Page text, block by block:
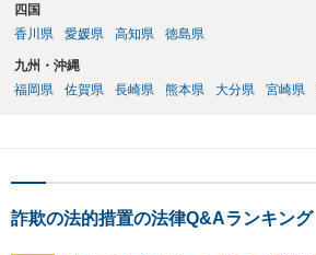
四国
香川県
愛媛県 高知県 徳島県
九州・沖縄
福岡県
佐賀県 長崎県 熊本県 大分県 宮崎県
詐欺の法的措置の法律Q&Aランキング